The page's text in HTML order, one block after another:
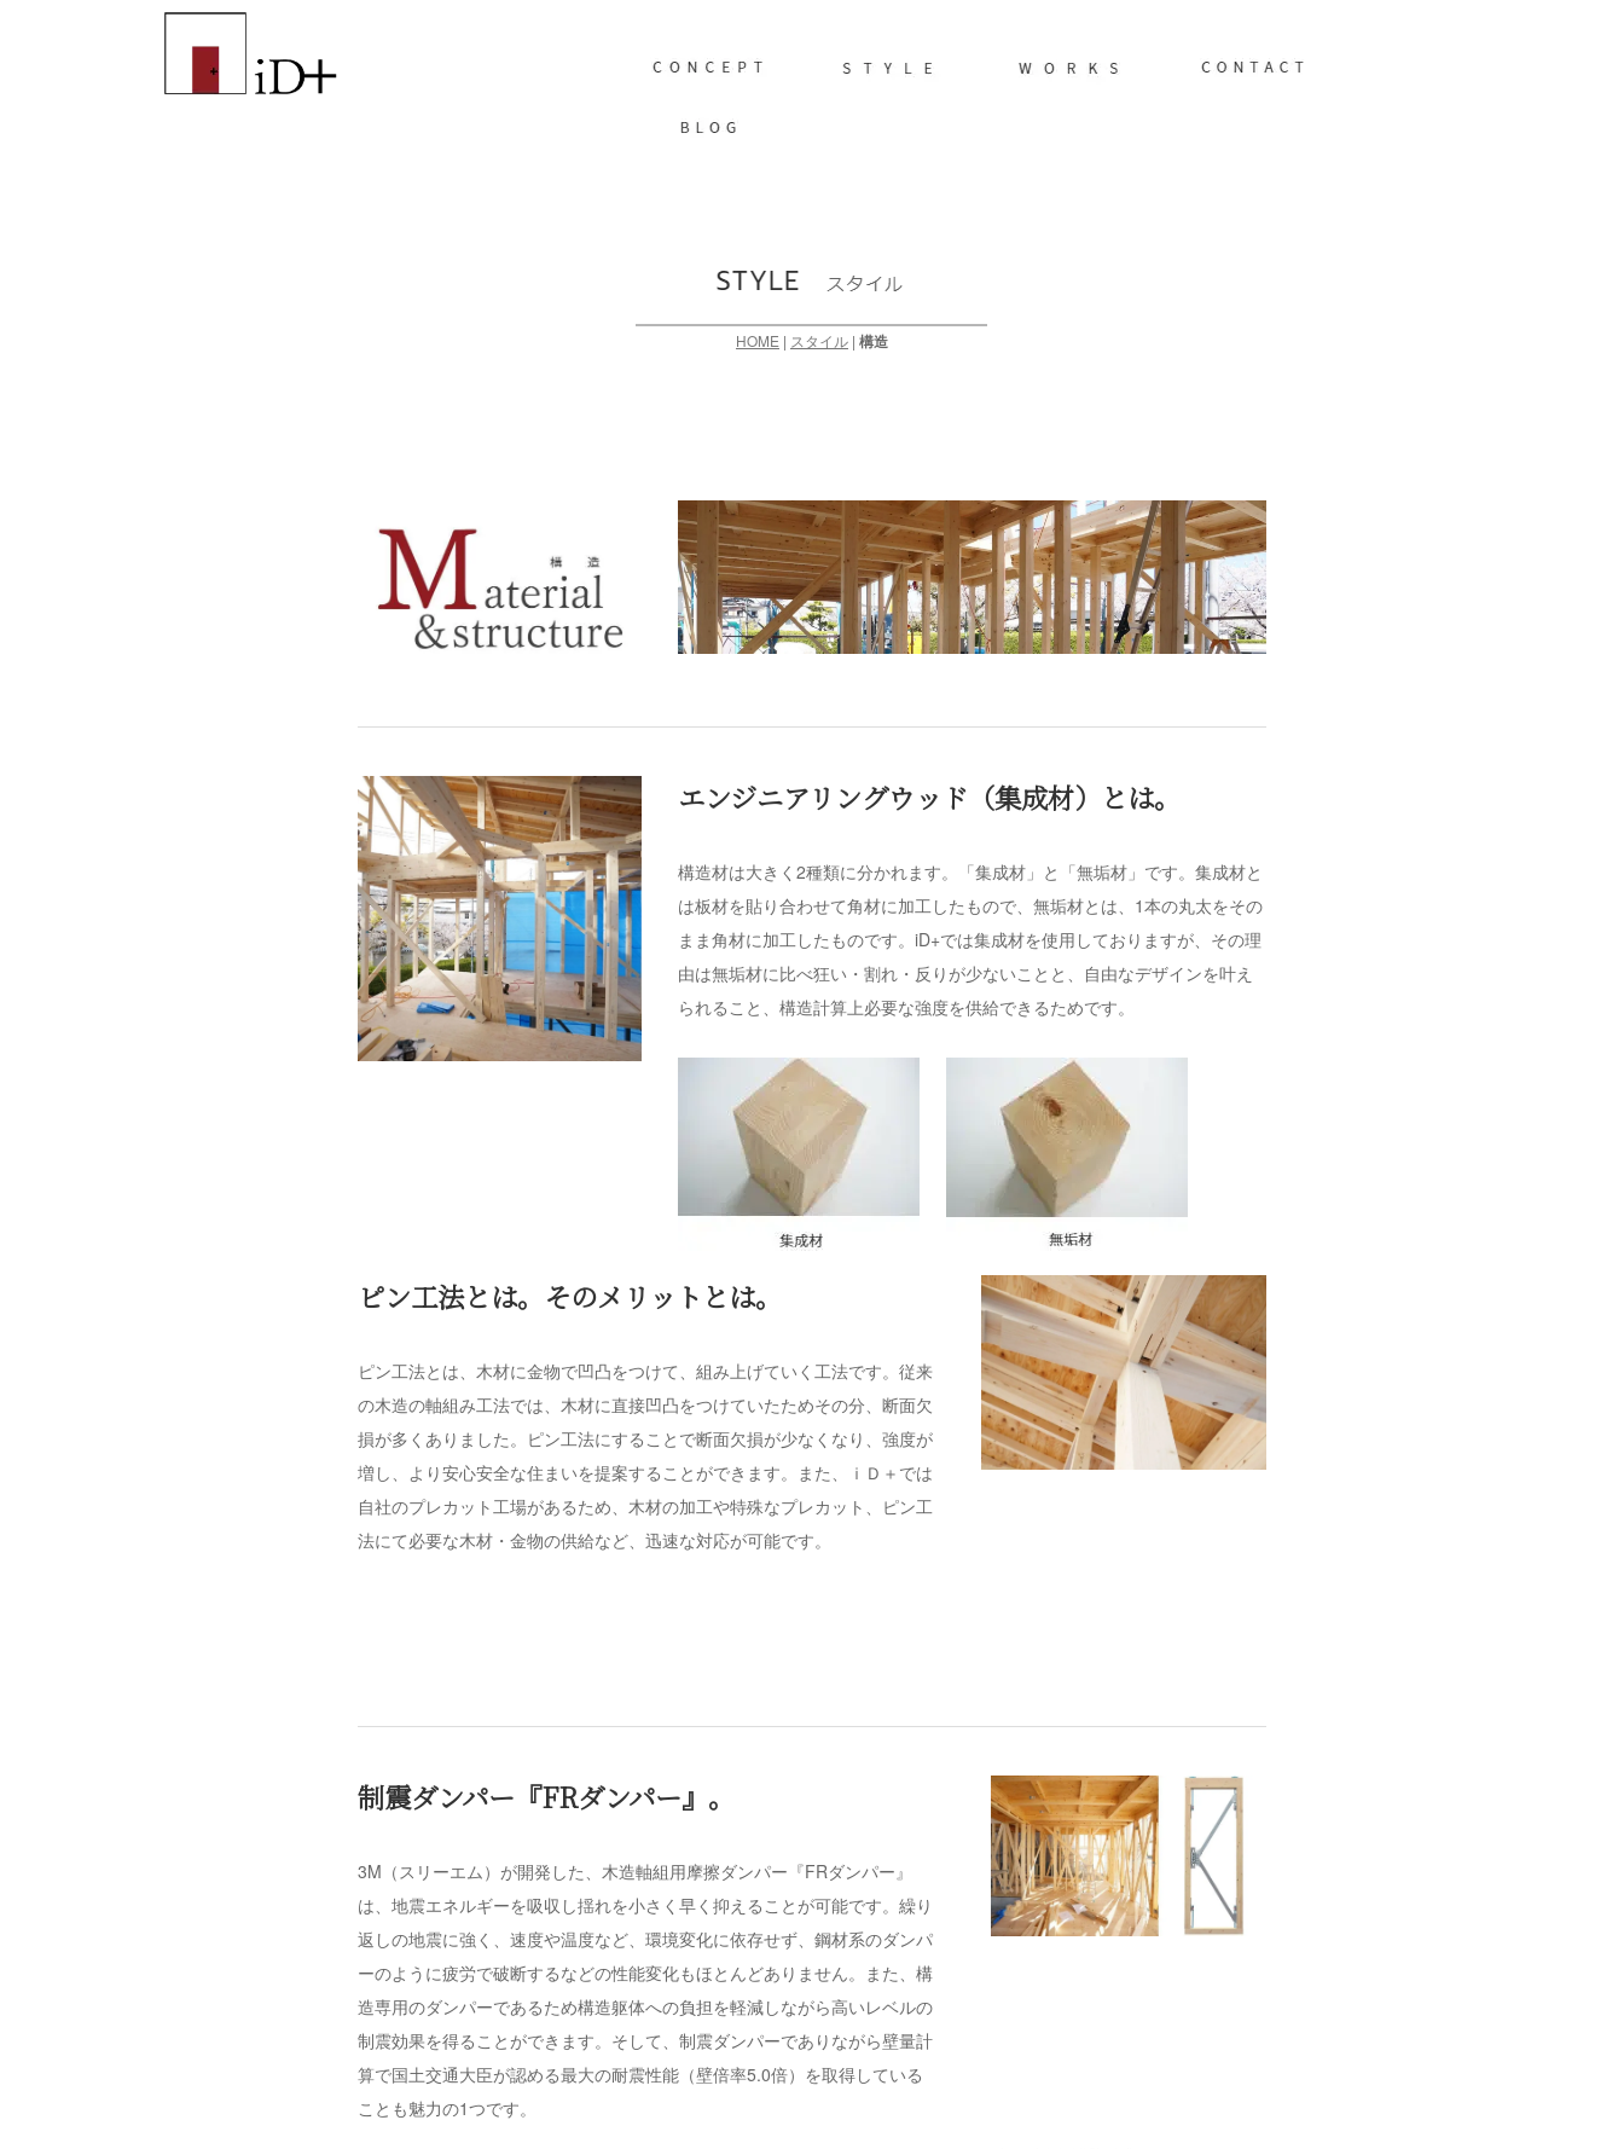
HOME | スタイル | 構造
エンジニアリングウッド（集成材）とは。
構造材は大きく2種類に分かれます。「集成材」と「無垢材」です。集成材と
は板材を貼り合わせて角材に加工したもので、無垢材とは、1本の丸太をその
まま角材に加工したものです。iD+では集成材を使用しておりますが、その理
由は無垢材に比べ狂い・割れ・反りが少ないことと、自由なデザインを叶え
られること、構造計算上必要な強度を供給できるためです。
ピン工法とは。そのメリットとは。
ピン工法とは、木材に金物で凹凸をつけて、組み上げていく工法です。従来
の木造の軸組み工法では、木材に直接凹凸をつけていたためその分、断面欠
損が多くありました。ピン工法にすることで断面欠損が少なくなり、強度が
増し、より安心安全な住まいを提案することができます。また、ｉＤ＋では
自社のプレカット工場があるため、木材の加工や特殊なプレカット、ピン工
法にて必要な木材・金物の供給など、迅速な対応が可能です。
制震ダンパー『FRダンパー』。
3M（スリーエム）が開発した、木造軸組用摩擦ダンパー『FRダンパー』
は、地震エネルギーを吸収し揺れを小さく早く抑えることが可能です。繰り
返しの地震に強く、速度や温度など、環境変化に依存せず、鋼材系のダンパ
ーのように疲労で破断するなどの性能変化もほとんどありません。また、構
造専用のダンパーであるため構造躯体への負担を軽減しながら高いレベルの
制震効果を得ることができます。そして、制震ダンパーでありながら壁量計
算で国土交通大臣が認める最大の耐震性能（壁倍率5.0倍）を取得している
ことも魅力の1つです。